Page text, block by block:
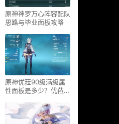
原神神罗万心阵容配队
思路与毕业面板攻略
原神优菈90级满级属
性面板是多少？优菈大